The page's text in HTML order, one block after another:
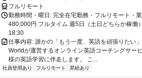
フルリモート
勤務時間・曜日: 完全在宅勤務・フルリモート・
480,000円 フルタイム 週5日（土日どちらか稼働
18:30
仕事内容: 誰かの「もう一度、英語を頑張りたい
Worldが運営するオンライン英語コーチングサー
様の英語学習に伴走します。 こ...
社員登用あり フルリモート 昇給あり